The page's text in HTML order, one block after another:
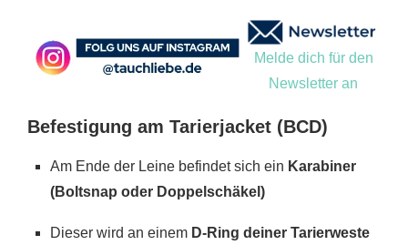
Melde dich für den
Newsletter an
Befestigung am Tarierjacket (BCD)
Am Ende der Leine befindet sich ein Karabiner
(Boltsnap oder Doppelschäkel)
Dieser wird an einem D-Ring deiner Tarierweste